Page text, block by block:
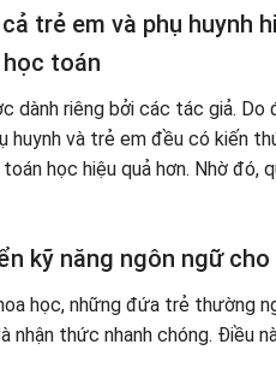
trẻ em và phụ huynh
học toán
dành riêng bởi các tác giả.
huynh và trẻ em đều có kiến
học hiệu quả hơn. Nhờ đó,
kỹ năng ngôn ngữ
học, những đứa trẻ thường
nhận thức nhanh chóng. Điều